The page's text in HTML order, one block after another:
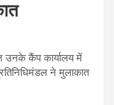
कैंप कार्यालय में
ने मुलाकात